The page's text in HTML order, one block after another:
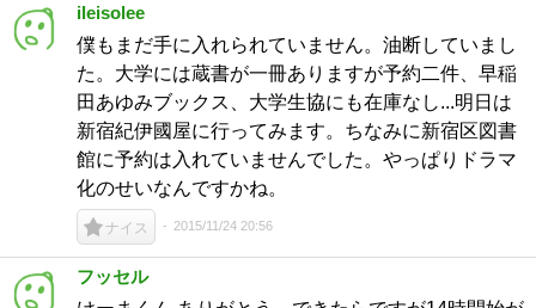
ileisolee
僕もまだ手に入れられていません。油断していまし
た。大学には蔵書が一冊ありますが予約二件、早稲
田あゆみブックス、大学生協にも在庫なし...明日は
新宿紀伊國屋に行ってみます。ちなみに新宿区図書
館に予約は入れていませんでした。やっぱりドラマ
化のせいなんですかね。
ナイス 2015/11/24 20:56
フッセル